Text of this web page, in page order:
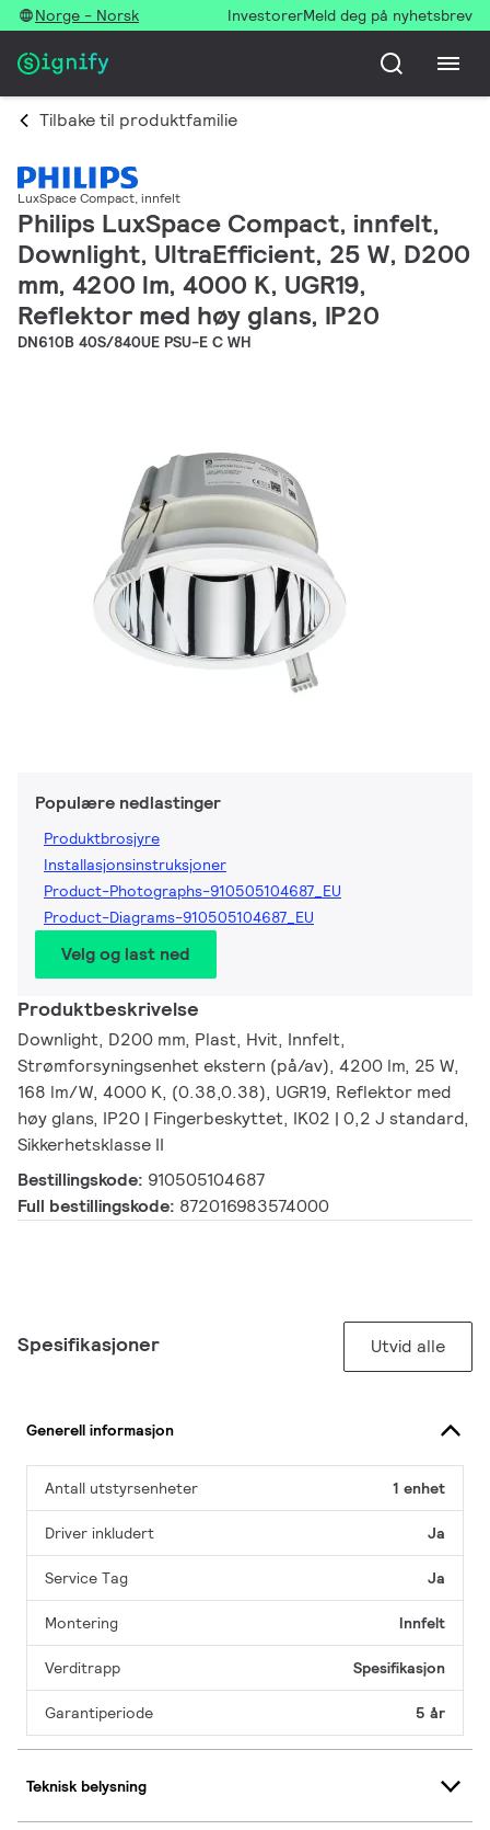
Norge - Norsk InvestorerMeld deg på nyhetsbrev
Tilbake til produktfamilie
LuxSpace Compact, innfelt
Philips LuxSpace Compact, innfelt,
Downlight, UltraEfficient, 25 W, D200
mm, 4200 lm, 4000 K, UGR19,
Reflektor med høy glans, IP20
DN610B 40S/840UE PSU-E C WH
Populære nedlastinger
Produktbrosjyre
Installasjonsinstruksjoner
Product-Photographs-910505104687_EU
Product-Diagrams-910505104687_EU
Velg og last ned
Produktbeskrivelse
Downlight, D200 mm, Plast, Hvit, Innfelt,
Strømforsyningsenhet ekstern (på/av), 4200 lm, 25 W,
168 lm/W, 4000 K, (0.38,0.38), UGR19, Reflektor med
høy glans, IP20 | Fingerbeskyttet, IK02 | 0,2 J standard,
Sikkerhetsklasse II
Bestillingskode: 910505104687
Full bestillingskode: 872016983574000
Spesifikasjoner Utvid alle
Generell informasjon
Antall utstyrsenheter 1 enhet
Driver inkludert Ja
Service Tag Ja
Montering Innfelt
Verditrapp Spesifikasjon
Garantiperiode 5 år
Teknisk belysning